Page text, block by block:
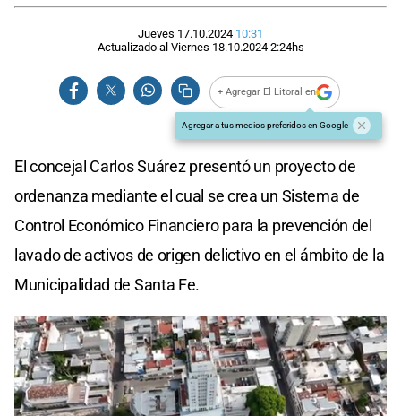
Jueves 17.10.2024 10:31
Actualizado al Viernes 18.10.2024 2:24hs
+ Agregar El Litoral en
Agregar a tus medios preferidos en Google
El concejal Carlos Suárez presentó un proyecto de
ordenanza mediante el cual se crea un Sistema de
Control Económico Financiero para la prevención del
lavado de activos de origen delictivo en el ámbito de la
Municipalidad de Santa Fe.